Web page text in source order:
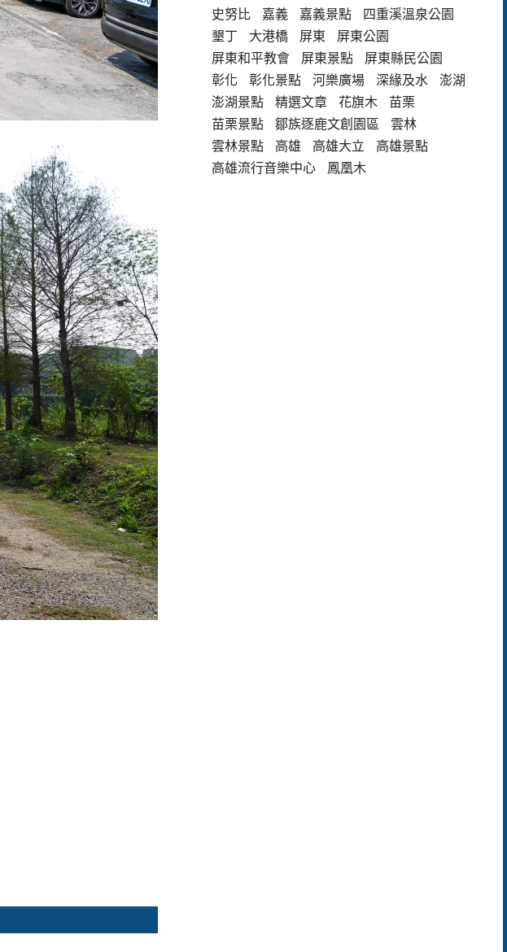
史努比
嘉義 嘉義景點
四重溪溫泉公園
墾丁
大港橋 屏東
屏東公園
屏東和平教會
屏東景點
屏東縣民公園
彰化
彰化景點 河樂廣場 深緣及水
澎湖
澎湖景點
精選文章 花旗木
苗栗
苗栗景點
鄒族逐鹿文創園區
雲林
雲林景點
高雄 高雄大立
高雄景點
高雄流行音樂中心
鳳凰木